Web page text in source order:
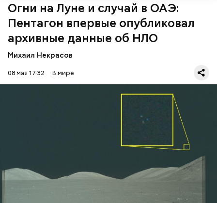
Огни на Луне и случай в ОАЭ:
Пентагон впервые опубликовал
архивные данные об НЛО
Михаил Некрасов
08 мая 17:32 В мире
Впадина Данакиль, Эфиопия